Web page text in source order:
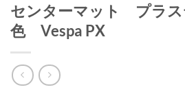
センターマット プラ
色 Vespa PX